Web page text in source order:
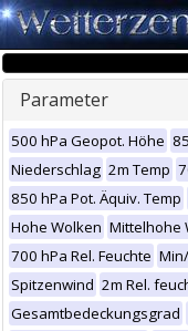
Parameter
500 hPa Geopot. Höhe
Niederschlag 2m Temp
850 hPa Pot. Äquiv. Temp
Hohe Wolken Mittelhohe
700 hPa Rel. Feuchte
Spitzenwind 2m Rel.
Gesamtbedeckungsgrad